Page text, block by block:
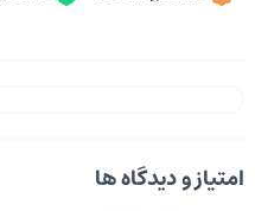
امتیاز و دیدگاه ها